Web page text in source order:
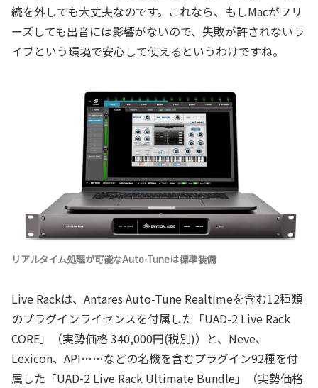
続を外しても大丈夫なのです。これなら、もしMacがフリ
ーズしても出音には影響がないので、失敗が許されないラ
イブという環境で安心して使えるというわけですね。
リアルタイム処理が可能なAuto-Tuneは標準装備
Live Rackは、Antares Auto-Tune Realtimeを含む12種類
のプラグインライセンスを付属した「UAD-2 Live Rack
CORE」（実勢価格 340,000円(税別)）と、Neve、
Lexicon、API……などの名機を含むプラグイン92種を付
属した「UAD-2 Live Rack Ultimate Bundle」（実勢価格